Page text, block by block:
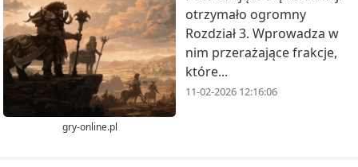
gry-online.pl
otrzymało ogromny
Rozdział 3. Wprowadza w
nim przerażające frakcje,
które...
11-02-2026 12:16:06